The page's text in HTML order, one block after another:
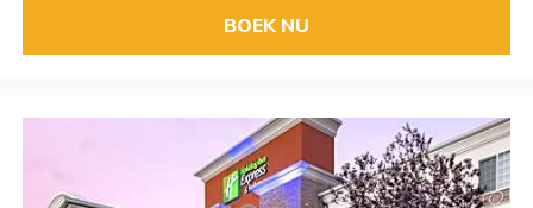
BOEK NU